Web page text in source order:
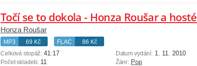
Točí se to dokola - Honza Roušar a hosté
Honza Roušar
MP3 69 Kč FLAC
86 Kč
Celková stopáž: 41:17
Počet skladeb: 11
Datum vydání: 1. 11. 2010
Žánr: Pop